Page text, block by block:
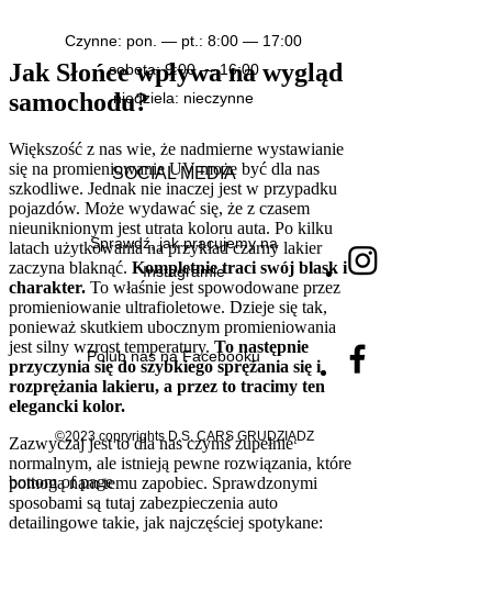
Jak Słońce wpływa na wygląd
samochodu?
Większość z nas wie, że nadmierne wystawianie
się na promieniowanie UV może być dla nas
szkodliwe. Jednak nie inaczej jest w przypadku
pojazdów. Może wydawać się, że z czasem
nieuniknionym jest utrata koloru auta. Po kilku
latach użytkowania na przykład czarny lakier
zaczyna blaknąć. Kompletnie traci swój blask i
charakter. To właśnie jest spowodowane przez
promieniowanie ultrafioletowe. Dzieje się tak,
ponieważ skutkiem ubocznym promieniowania
jest silny wzrost temperatury. To następnie
przyczynia się do szybkiego sprężania się i
rozprężania lakieru, a przez to tracimy ten
elegancki kolor.
Zazwyczaj jest to dla nas czymś zupełnie
normalnym, ale istnieją pewne rozwiązania, które
pomogą nam temu zapobiec. Sprawdzonymi
sposobami są tutaj zabezpieczenia auto
detailingowe takie, jak najczęściej spotykane:
Czynne: pon. — pt.: 8:00 — 17:00
sobota: 9:00 — 16:00
niedziela: nieczynne
SOCIAL MEDIA
Sprawdź, jak pracujemy na
Instagramie
Polub nas na Facebooku
©2023 copryrights D.S. CARS GRUDZIĄDZ
bottom of page